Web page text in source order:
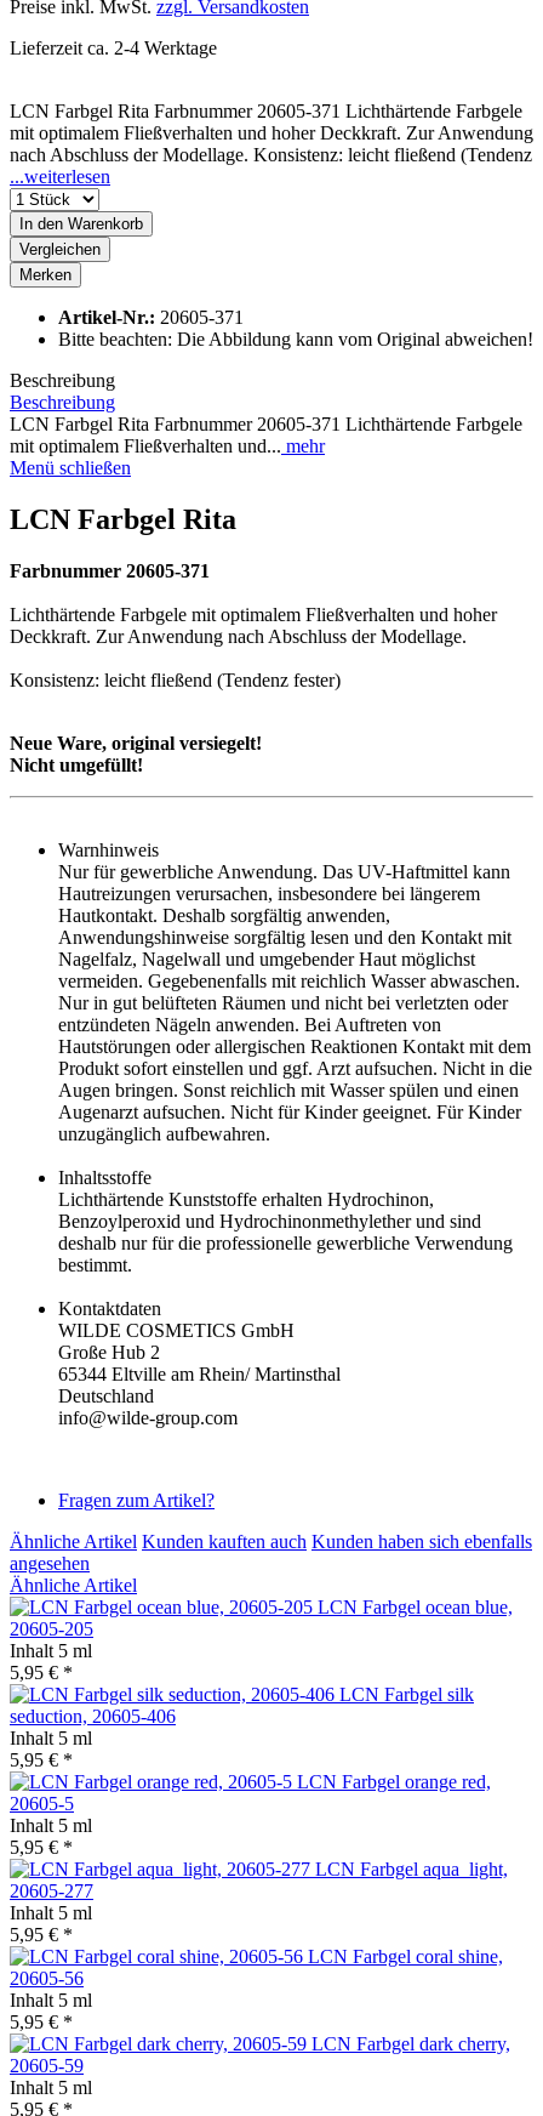
Preise inkl. MwSt. zzgl. Versandkosten
Lieferzeit ca. 2-4 Werktage
LCN Farbgel Rita Farbnummer 20605-371 Lichthärtende Farbgele
mit optimalem Fließverhalten und hoher Deckkraft. Zur Anwendung
nach Abschluss der Modellage. Konsistenz: leicht fließend (Tendenz
...weiterlesen
In den Warenkorb
Vergleichen
Merken
Artikel-Nr.: 20605-371
Bitte beachten: Die Abbildung kann vom Original abweichen!
Beschreibung
Beschreibung
LCN Farbgel Rita Farbnummer 20605-371 Lichthärtende Farbgele
mit optimalem Fließverhalten und... mehr
Menü schließen
LCN Farbgel Rita
Farbnummer 20605-371
Lichthärtende Farbgele mit optimalem Fließverhalten und hoher
Deckkraft. Zur Anwendung nach Abschluss der Modellage.
Konsistenz: leicht fließend (Tendenz fester)
Neue Ware, original versiegelt!
Nicht umgefüllt!
Warnhinweis
Nur für gewerbliche Anwendung. Das UV-Haftmittel kann
Hautreizungen verursachen, insbesondere bei längerem
Hautkontakt. Deshalb sorgfältig anwenden,
Anwendungshinweise sorgfältig lesen und den Kontakt mit
Nagelfalz, Nagelwall und umgebender Haut möglichst
vermeiden. Gegebenenfalls mit reichlich Wasser abwaschen.
Nur in gut belüfteten Räumen und nicht bei verletzten oder
entzündeten Nägeln anwenden. Bei Auftreten von
Hautstörungen oder allergischen Reaktionen Kontakt mit dem
Produkt sofort einstellen und ggf. Arzt aufsuchen. Nicht in die
Augen bringen. Sonst reichlich mit Wasser spülen und einen
Augenarzt aufsuchen. Nicht für Kinder geeignet. Für Kinder
unzugänglich aufbewahren.
Inhaltsstoffe
Lichthärtende Kunststoffe erhalten Hydrochinon,
Benzoylperoxid und Hydrochinonmethylether und sind
deshalb nur für die professionelle gewerbliche Verwendung
bestimmt.
Kontaktdaten
WILDE COSMETICS GmbH
Große Hub 2
65344 Eltville am Rhein/ Martinsthal
Deutschland
info@wilde-group.com
Fragen zum Artikel?
Ähnliche Artikel Kunden kauften auch Kunden haben sich ebenfalls
angesehen
Ähnliche Artikel
LCN Farbgel ocean blue,
20605-205
Inhalt 5 ml
5,95 € *
LCN Farbgel silk
seduction, 20605-406
Inhalt 5 ml
5,95 € *
LCN Farbgel orange red,
20605-5
Inhalt 5 ml
5,95 € *
LCN Farbgel aqua_light,
20605-277
Inhalt 5 ml
5,95 € *
LCN Farbgel coral shine,
20605-56
Inhalt 5 ml
5,95 € *
LCN Farbgel dark cherry,
20605-59
Inhalt 5 ml
5,95 € *